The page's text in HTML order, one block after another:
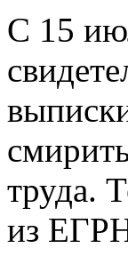
С 15
труда.
из